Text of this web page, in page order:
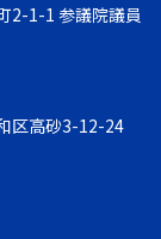
2-1-1 参議院議員
区高砂3-12-24